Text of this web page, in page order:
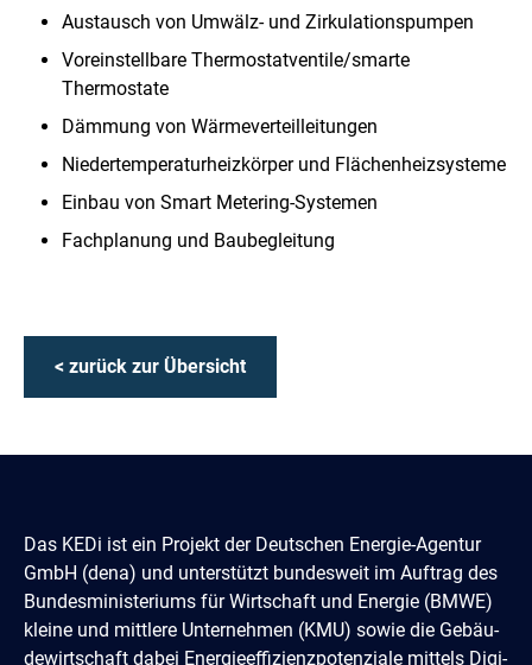
Austausch von Umwälz- und Zirkulationspumpen
Voreinstellbare Thermostatventile/smarte
Thermostate
Dämmung von Wärmeverteilleitungen
Niedertemperaturheizkörper und Flächenheizsysteme
Einbau von Smart Metering-Systemen
Fachplanung und Baubegleitung
< zurück zur Übersicht
Das KEDi ist ein Projekt der Deutschen Energie-Agentur
GmbH (dena) und un­terstützt bundes­weit im Auftrag des
Bun­des­­minis­teriums für Wirtschaft und Energie (BMWE)
kleine und mittlere Unter­nehmen (KMU) sowie die Gebäu­
de­­wirtschaft dabei Energie­effi­zienz­poten­ziale mittels Digi­